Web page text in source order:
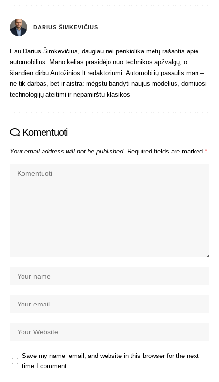
DARIUS ŠIMKEVIČIUS
Esu Darius Šimkevičius, daugiau nei penkiolika metų rašantis apie
automobilius. Mano kelias prasidėjo nuo technikos apžvalgų, o
šiandien dirbu Autožinios.lt redaktoriumi. Automobilių pasaulis man –
ne tik darbas, bet ir aistra: mėgstu bandyti naujus modelius, domiuosi
technologijų ateitimi ir nepamirštu klasikos.
Komentuoti
Your email address will not be published. Required fields are marked *
Save my name, email, and website in this browser for the next
time I comment.